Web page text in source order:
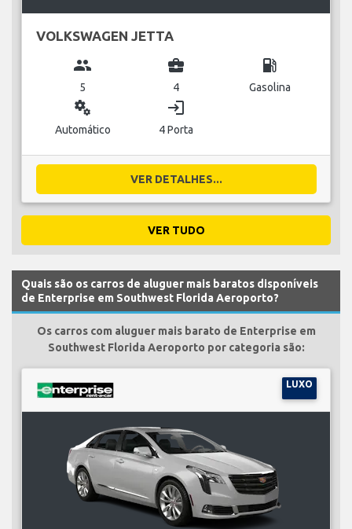
VOLKSWAGEN JETTA
group
5
business_center
4
local_gas_station
Gasolina
miscellaneous_services
Automático
login
4 Porta
VER DETALHES...
VER TUDO
Quais são os carros de aluguer mais baratos disponíveis
de Enterprise em Southwest Florida Aeroporto?
Os carros com aluguer mais barato de Enterprise em
Southwest Florida Aeroporto por categoria são:
LUXO